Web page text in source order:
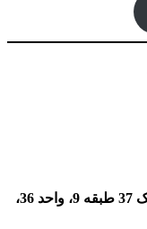
خیابان ولیعصر، نبش خیابان ساعی دوم، پلاک 37 طبقه 9، واحد 36،